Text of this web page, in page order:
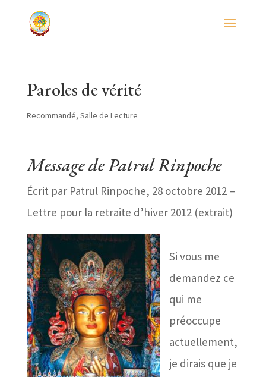
Paroles de vérité
Recommandé, Salle de Lecture
Message de Patrul Rinpoche
Écrit par Patrul Rinpoche, 28 octobre 2012 –
Lettre pour la retraite d’hiver 2012 (extrait)
Si vous me
demandez ce
qui me
préoccupe
actuellement,
je dirais que je